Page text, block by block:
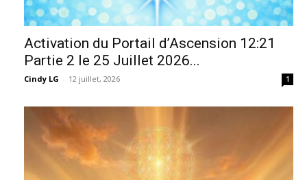
Activation du Portail d’Ascension 12:21
Partie 2 le 25 Juillet 2026...
Cindy LG - 12 juillet, 2026 1